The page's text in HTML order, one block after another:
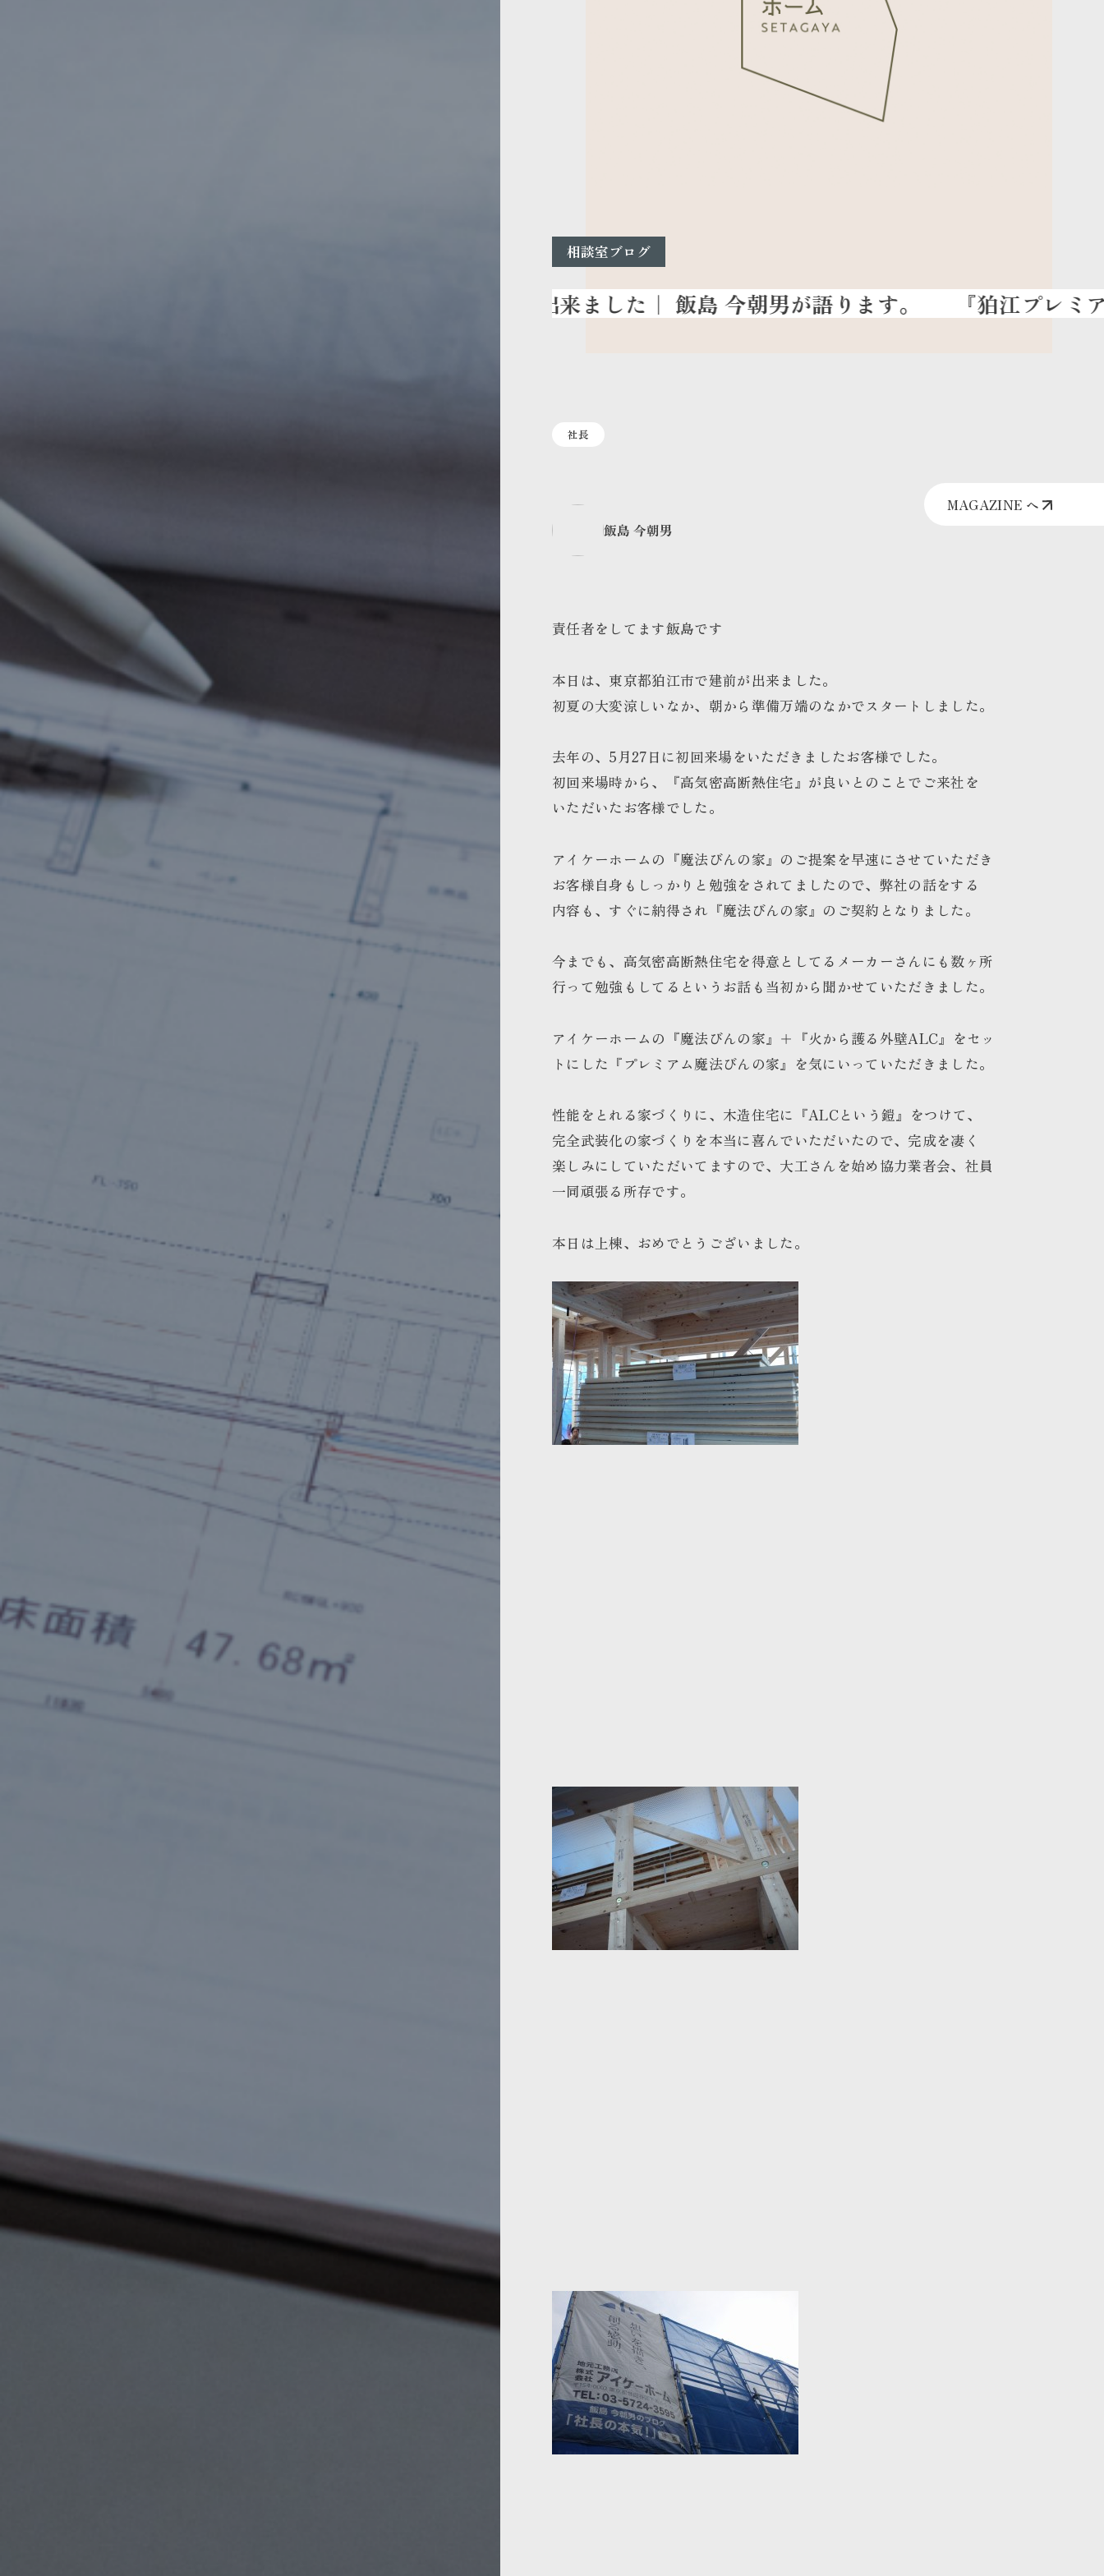
相談室ブログ
『狛江プレミアム魔法
社長
MAGAZINE へ
飯島 今朝男
責任者をしてます飯島です
本日は、東京都狛江市で建前が出来ました。
初夏の大変涼しいなか、朝から準備万端のなかでスタートしました。
去年の、5月27日に初回来場をいただきましたお客様でした。
初回来場時から、『高気密高断熱住宅』が良いとのことでご来社を
いただいたお客様でした。
アイケーホームの『魔法びんの家』のご提案を早速にさせていただき
お客様自身もしっかりと勉強をされてましたので、弊社の話をする
内容も、すぐに納得され『魔法びんの家』のご契約となりました。
今までも、高気密高断熱住宅を得意としてるメーカーさんにも数ヶ所
行って勉強もしてるというお話も当初から聞かせていただきました。
アイケーホームの『魔法びんの家』＋『火から護る外壁ALC』をセッ
トにした『プレミアム魔法びんの家』を気にいっていただきました。
性能をとれる家づくりに、木造住宅に『ALCという鎧』をつけて、
完全武装化の家づくりを本当に喜んでいただいたので、完成を凄く
楽しみにしていただいてますので、大工さんを始め協力業者会、社員
一同頑張る所存です。
本日は上棟、おめでとうございました。